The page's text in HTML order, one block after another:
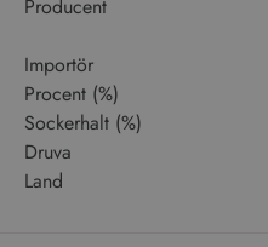
Producent
Importör
Procent (%)
Sockerhalt (%)
Druva
Land